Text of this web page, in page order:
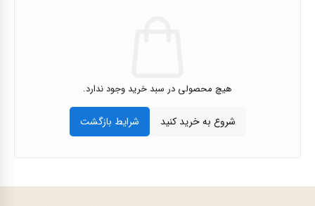
هیچ محصولی در سبد خرید وجود ندارد.